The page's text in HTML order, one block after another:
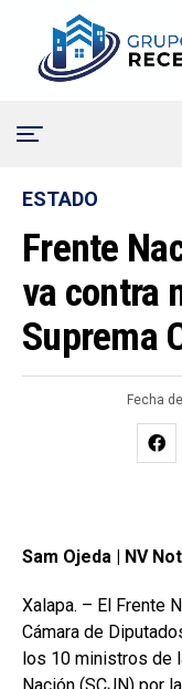
ESTADO
Frente
va contra
Suprema
Fecha
Sam Ojeda | NV
Xalapa. – El Frente
Cámara de
los 10 ministros de